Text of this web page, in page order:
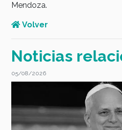
Mendoza.
Volver
Noticias
05/08/2026